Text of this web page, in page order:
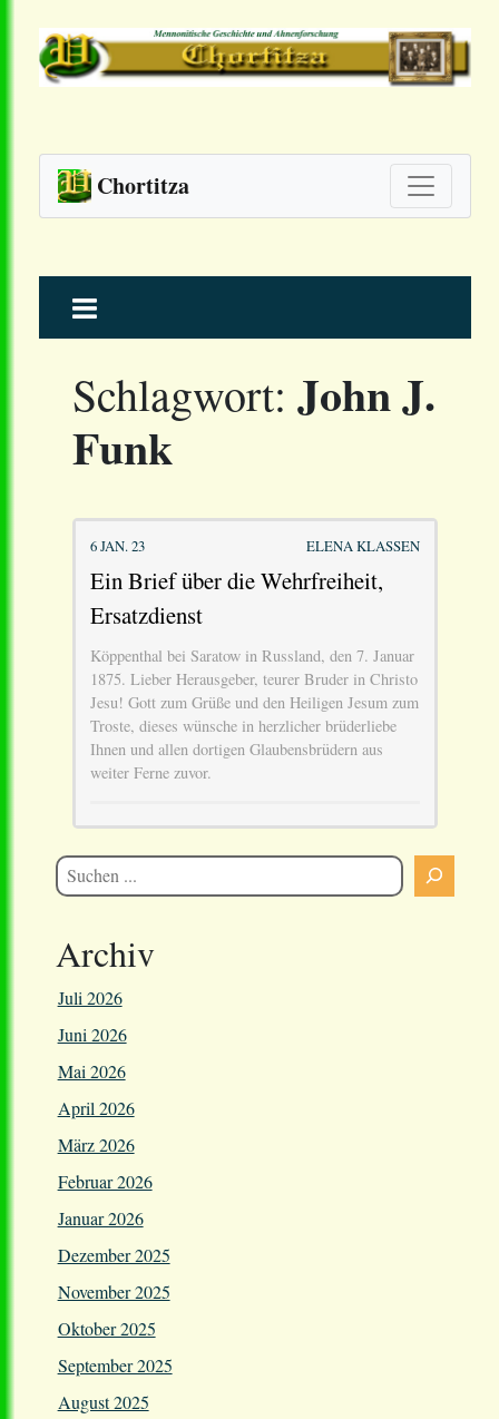
Chortitza
to
Schlagwort: John J.
Funk
6 JAN. 23 ELENA KLASSEN
Ein Brief über die Wehrfreiheit,
Ersatzdienst
Köppenthal bei Saratow in Russland, den 7. Januar
1875. Lieber Herausgeber, teurer Bruder in Christo
Jesu! Gott zum Grüße und den Heiligen Jesum zum
Troste, dieses wünsche in herzlicher brüderliebe
Ihnen und allen dortigen Glaubensbrüdern aus
weiter Ferne zuvor.
Archiv
Juli 2026
Juni 2026
Mai 2026
April 2026
März 2026
Februar 2026
Januar 2026
Dezember 2025
November 2025
Oktober 2025
September 2025
August 2025